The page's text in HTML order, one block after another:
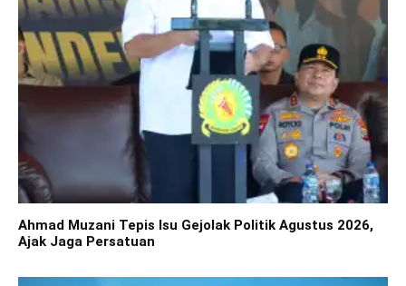
Ahmad Muzani Tepis Isu Gejolak Politik Agustus 2026,
Ajak Jaga Persatuan